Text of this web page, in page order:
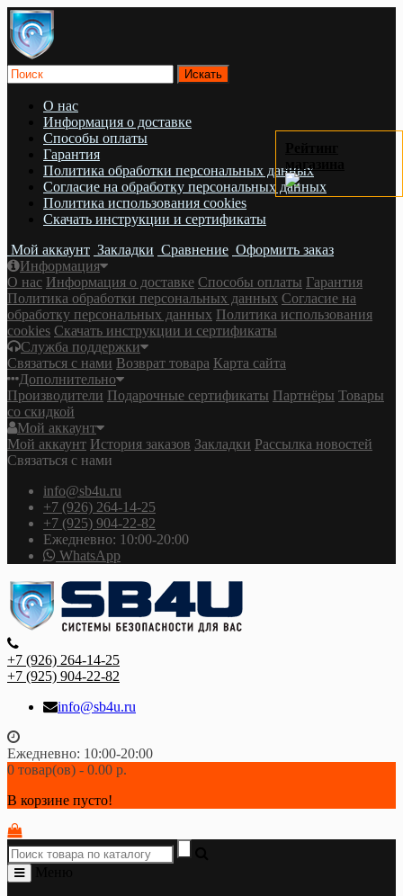
О нас
Информация о доставке
Cпособы оплаты
Гарантия
Политика обработки персональных данных
Согласие на обработку персональных данных
Политика использования cookies
Скачать инструкции и сертификаты
Мой аккаунт Закладки Сравнение Оформить заказ
Информация
О нас Информация о доставке Cпособы оплаты Гарантия
Политика обработки персональных данных Согласие на
обработку персональных данных Политика использования
cookies Скачать инструкции и сертификаты
Служба поддержки
Связаться с нами Возврат товара Карта сайта
Дополнительно
Производители Подарочные сертификаты Партнёры Товары
со скидкой
Мой аккаунт
Мой аккаунт История заказов Закладки Рассылка новостей
Связаться с нами
info@sb4u.ru
+7 (926) 264-14-25
+7 (925) 904-22-82
Ежедневно: 10:00-20:00
WhatsApp
+7 (926) 264-14-25
+7 (925) 904-22-82
info@sb4u.ru
Ежедневно: 10:00-20:00
0 товар(ов) - 0.00 р.
В корзине пусто!